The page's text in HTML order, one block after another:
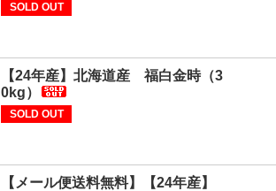
SOLD OUT
【24年産】北海道産 福白金時（3
0kg）
SOLD OUT
【メール便送料無料】【24年産】